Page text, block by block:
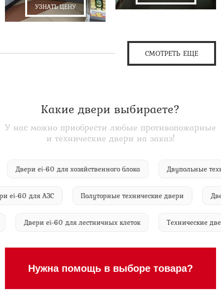
УЗНАТЬ ЦЕНУ
СМОТРЕТЬ ЕЩЕ
Какие двери выбираете?
У нас можно приобрести любые противопожарные
и технические двери на заказ!
Двери ei-60 для хозяйственного блока
60 для АЗС Полуторные технические двери
Двери ei-60 для лестничных клеток
Нужна помощь в выборе товара?